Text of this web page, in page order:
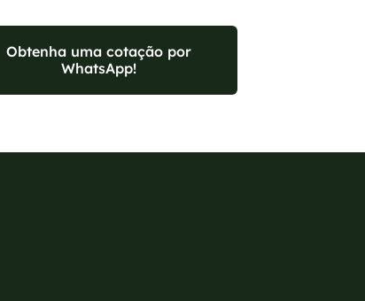
Obtenha uma cotação por
WhatsApp!